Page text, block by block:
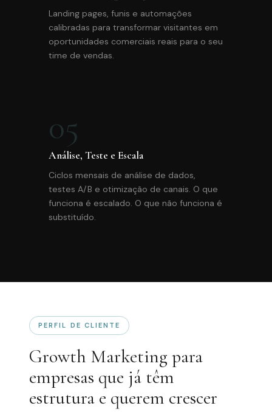
Landing pages, funis e automações
calibradas para transformar visitantes em
oportunidades comerciais reais para o seu
time de vendas.
05
Análise, Teste e Escala
Ciclos mensais de análise de dados,
testes A/B e otimização de canais. O que
funciona é escalado. O que não funciona é
substituído.
PERFIL DE CLIENTE
Growth Marketing para
empresas que já têm
estrutura e querem crescer